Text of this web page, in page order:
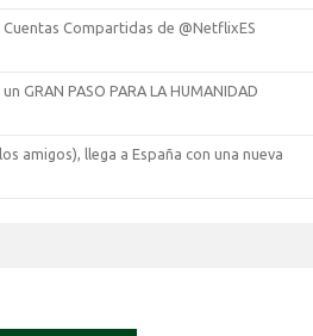
Compartidas de @NetflixES
GRAN PASO PARA LA HUMANIDAD
amigos), llega a España con una nueva